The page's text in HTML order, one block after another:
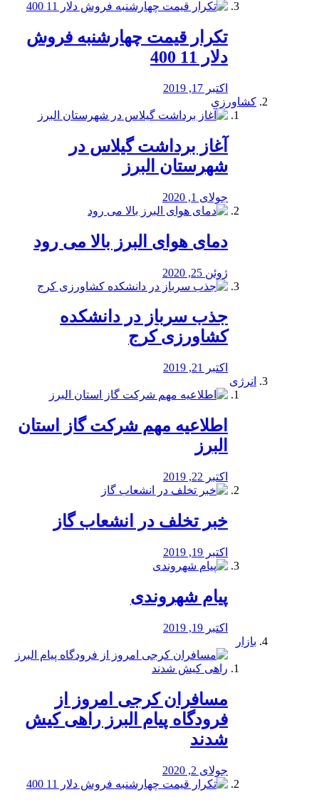
تکرار قیمت چهارشنبه فروش
دلار 11 400
اکتبر 17, 2019
کشاورزی
آغاز برداشت گیلاس در
شهرستان البرز
جولای 1, 2020
دمای هوای البرز بالا می رود
ژوئن 25, 2020
جذب سرباز در دانشکده
کشاورزی کرج
اکتبر 21, 2019
انرژی
️اطلاعیه مهم شرکت گاز استان
البرز
اکتبر 22, 2019
خبر تخلف در انشعاب گاز
اکتبر 19, 2019
پیام شهروندی
اکتبر 19, 2019
بازار
مسافران کرجی امروز از
فرودگاه پیام البرز راهی کیش
شدند
جولای 2, 2020